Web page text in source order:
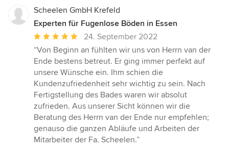
Scheelen GmbH Krefeld
Experten für Fugenlose Böden in Essen
Durchschnittliche
Bewertung:
5
von
5
Sternen
24. September 2022
“Von Beginn an fühlten wir uns von Herrn van der
Ende bestens betreut. Er ging immer perfekt auf
unsere Wünsche ein. Ihm schien die
Kundenzufriedenheit sehr wichtig zu sein. Nach
Fertigstellung des Bades waren wir absolut
zufrieden. Aus unserer Sicht können wir die
Beratung des Herrn van der Ende nur empfehlen;
genauso die ganzen Abläufe und Arbeiten der
Mitarbeiter der Fa. Scheelen.”